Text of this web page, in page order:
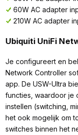
60W AC adapter
210W AC adapter
Ubiquiti UniFi
Je configureert en
Network Controller
app. De USW-Ultra
functies, waardoor je
instellen (switching,
het ook mogelijk om
switches binnen het